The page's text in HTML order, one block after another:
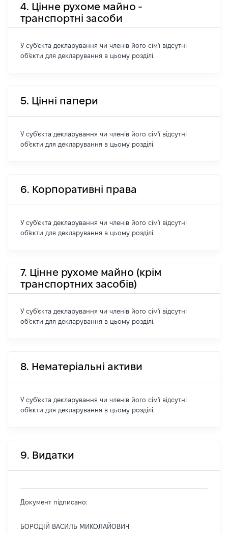
4. Цінне рухоме майно -
транспортні засоби
У суб'єкта декларування чи членів його сім'ї відсутні
об'єкти для декларування в цьому розділі.
5. Цінні папери
У суб'єкта декларування чи членів його сім'ї відсутні
об'єкти для декларування в цьому розділі.
6. Корпоративні права
У суб'єкта декларування чи членів його сім'ї відсутні
об'єкти для декларування в цьому розділі.
7. Цінне рухоме майно (крім
транспортних засобів)
У суб'єкта декларування чи членів його сім'ї відсутні
об'єкти для декларування в цьому розділі.
8. Нематеріальні активи
У суб'єкта декларування чи членів його сім'ї відсутні
об'єкти для декларування в цьому розділі.
9. Видатки
Документ підписано:
БОРОДІЙ ВАСИЛЬ МИКОЛАЙОВИЧ